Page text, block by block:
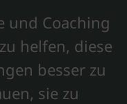
und Coaching
helfen, diese
besser zu
sie zu